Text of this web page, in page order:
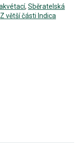
, Sběratelská
Z větší části Indica